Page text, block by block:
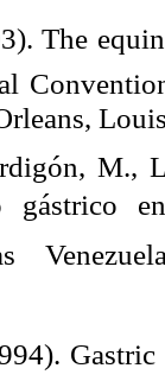
The
M.,
gástrico